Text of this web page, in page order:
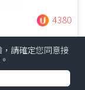
4380
請確定您同意接